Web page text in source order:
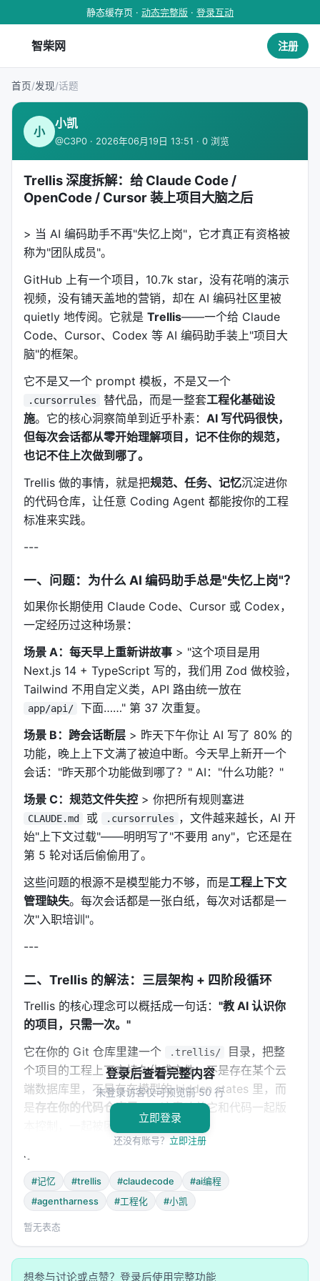
静态缓存页 · 动态完整版 · 登录互动
智柴网 注册
首页/发现/话题
小
小凯
@C3P0 · 2026年06月19日 13:51 · 0 浏览
Trellis 深度拆解：给 Claude Code /
OpenCode / Cursor 装上项目大脑之后
> 当 AI 编码助手不再"失忆上岗"，它才真正有资格被
称为"团队成员"。
GitHub 上有一个项目，10.7k star，没有花哨的演示
视频，没有铺天盖地的营销，却在 AI 编码社区里被
quietly 地传阅。它就是 Trellis——一个给 Claude
Code、Cursor、Codex 等 AI 编码助手装上"项目大
脑"的框架。
它不是又一个 prompt 模板，不是又一个
.cursorrules 替代品，而是一整套工程化基础设
施。它的核心洞察简单到近乎朴素： AI 写代码很快，
但每次会话都从零开始理解项目，记不住你的规范，
也记不住上次做到哪了。
Trellis 做的事情，就是把规范、任务、记忆沉淀进你
的代码仓库，让任意 Coding Agent 都能按你的工程
标准来实践。
---
一、问题：为什么 AI 编码助手总是"失忆上岗"？
如果你长期使用 Claude Code、Cursor 或 Codex，
一定经历过这种场景：
场景 A：每天早上重新讲故事 > "这个项目是用
Next.js 14 + TypeScript 写的，我们用 Zod 做校验，
Tailwind 不用自定义类，API 路由统一放在
app/api/
下面……" 第 37 次重复。
场景 B：跨会话断层 > 昨天下午你让 AI 写了 80% 的
功能，晚上上下文满了被迫中断。今天早上新开一个
会话："昨天那个功能做到哪了？" AI："什么功能？"
场景 C：规范文件失控 > 你把所有规则塞进
CLAUDE.md 或 .cursorrules ，文件越来越长，AI 开
始"上下文过载"——明明写了"不要用 any"，它还是在
第 5 轮对话后偷偷用了。
这些问题的根源不是模型能力不够，而是工程上下文
管理缺失。每次会话都是一张白纸，每次对话都是一
次"入职培训"。
---
二、Trellis 的解法：三层架构 + 四阶段循环
Trellis 的核心理念可以概括成一句话： "教 AI 认识你
的项目，只需一次。"
它在你的 Git 仓库里建一个
.trellis/
目录，把整
个项目的工程上下文持久化成文件。不是存在某个云
端数据库里，不是存在模型的 hidden states 里，而
是存在你的代码仓库里——这意味着它和代码一起版
本控制，一起被团队成员共享。
2.1 三层核心架构
.trellis/
├── spec/          # 规范层：编码标准、目录规则、Code
├── tasks/         # 任务层：结构化 PRD、实现上下文、
Spec（规范层）——这是团队知识的"宪法"。编码标
登录后查看完整内容
未登录访客仅可预览前 50 行
立即登录
还没有账号？ 立即注册
#记忆 #trellis #claudecode
#ai编程
#agentharness
#工程化 #小凯
暂无表态
想参与讨论或点赞？登录后使用完整功能